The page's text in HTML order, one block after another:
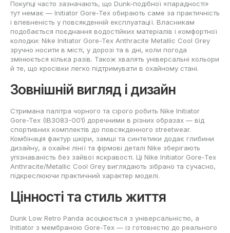
Покупці часто зазначають, що Dunk-подібної «парадності»
тут немає — Initiator Gore-Tex обирають саме за практичність
і впевненість у повсякденній експлуатації. Власникам
подобається поєднання водостійких матеріалів і комфортної
колодки: Nike Initiator Gore-Tex Anthracite Metallic Cool Grey
зручно носити в місті, у дорозі та в дні, коли погода
змінюється кілька разів. Також хвалять універсальні кольори
й те, що кросівки легко підтримувати в охайному стані.
Зовнішній вигляд і дизайн
Стримана палітра чорного та сірого робить Nike Initiator
Gore-Tex (IB3083-001) доречними в різних образах — від
спортивних комплектів до повсякденного streetwear.
Комбінація фактур шкіри, замші та синтетики додає глибини
дизайну, а охайні лінії та фірмові деталі Nike зберігають
упізнаваність без зайвої яскравості. Ці Nike Initiator Gore-Tex
Anthracite/Metallic Cool Grey виглядають зібрано та сучасно,
підкреслюючи практичний характер моделі.
Цінності та стиль життя
Dunk Low Retro Panda асоціюється з універсальністю, а
Initiator з мембраною Gore-Tex — із готовністю до реального